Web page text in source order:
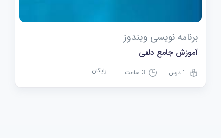
برنامه نویسی ویندوز
آموزش جامع دلفی
1 درس 3 ساعت رایگان